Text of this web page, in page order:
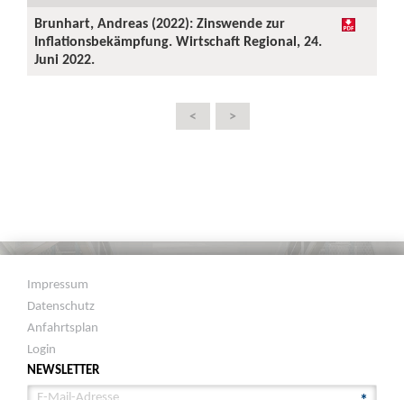
Brunhart, Andreas (2022): Zinswende zur
Inflationsbekämpfung. Wirtschaft Regional, 24.
Juni 2022.
< >
Impressum
Datenschutz
Anfahrtsplan
Login
NEWSLETTER